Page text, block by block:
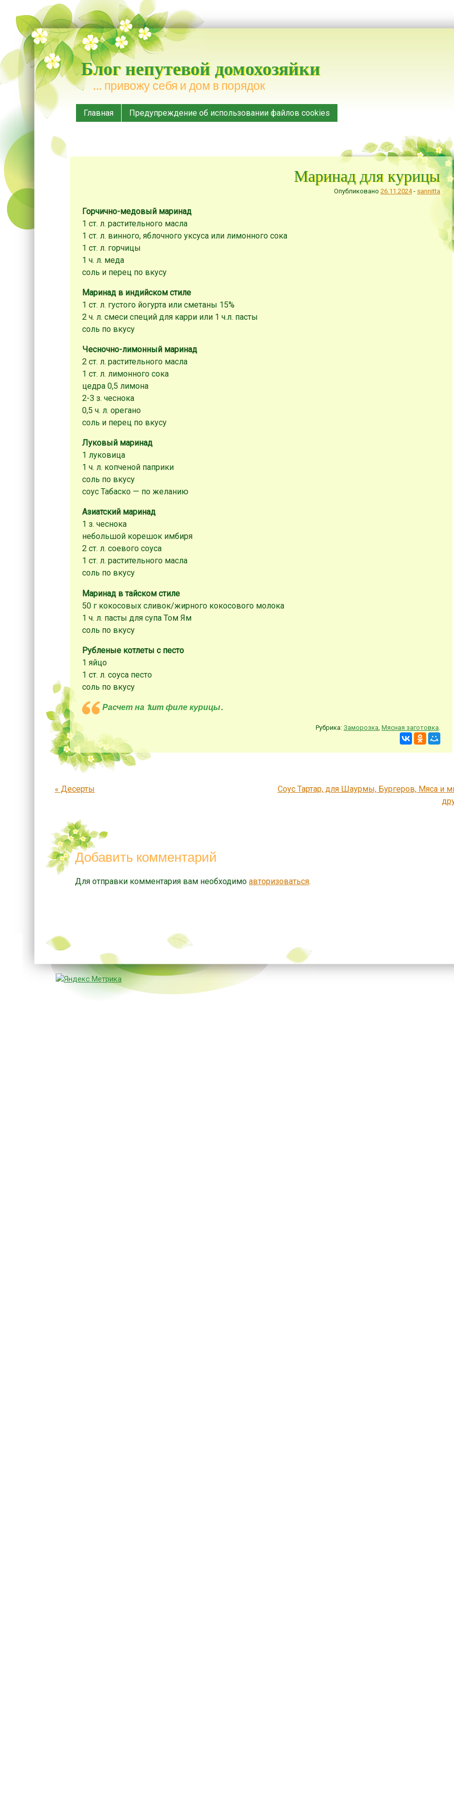
Блог непутевой домохозяйки
… привожу себя и дом в порядок
Меню
Наверх
Главная Предупреждение об использовании файлов cookies
Маринад для курицы
Опубликовано26.11.2024- sannitta
Горчично-медовый маринад
1 ст. л. растительного масла
1 ст. л. винного, яблочного уксуса или лимонного сока
1 ст. л. горчицы
1 ч. л. меда
соль и перец по вкусу
Маринад в индийском стиле
1 ст. л. густого йогурта или сметаны 15%
2 ч. л. смеси специй для карри или 1 ч.л. пасты
соль по вкусу
Чесночно-лимонный маринад
2 ст. л. растительного масла
1 ст. л. лимонного сока
цедра 0,5 лимона
2-3 з. чеснока
0,5 ч. л. орегано
соль и перец по вкусу
Луковый маринад
1 луковица
1 ч. л. копченой паприки
соль по вкусу
соус Табаско — по желанию
Азиатский маринад
1 з. чеснока
небольшой корешок имбиря
2 ст. л. соевого соуса
1 ст. л. растительного масла
соль по вкусу
Маринад в тайском стиле
50 г кокосовых сливок/жирного кокосового молока
1 ч. л. пасты для супа Том Ям
соль по вкусу
Рубленые котлеты с песто
1 яйцо
1 ст. л. соуса песто
соль по вкусу
Расчет на 1шт филе курицы.
Рубрика: Заморозка,Мясная заготовка.
Запись навигация
« Десерты
Соус Тартар, для Шаурмы, Бургеров, Мяса и
Добавить комментарий
Для отправки комментария вам необходимо авторизоваться.